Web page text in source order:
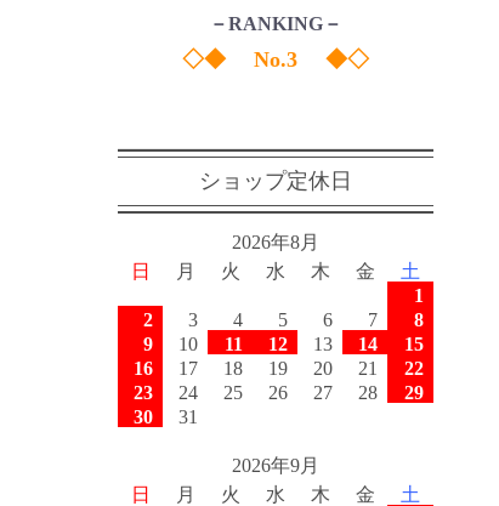
－RANKING－
◇◆ No.3 ◆◇
ショップ定休日
2026年8月
日
月 火 水 木 金
土
1
2
3 4 5 6 7
8
9
10 11 12 13 14
15
16
17 18 19 20 21
22
23
24 25 26 27 28
29
30
31
2026年9月
日
月 火 水 木 金
土